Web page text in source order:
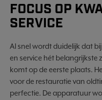
FOCUS OP
SERVICE
Al snel wordt duidelijk dat
en service hét belangrijkste
komt op de eerste plaats.
voor de restauratie van
perfectie. De apparatuur